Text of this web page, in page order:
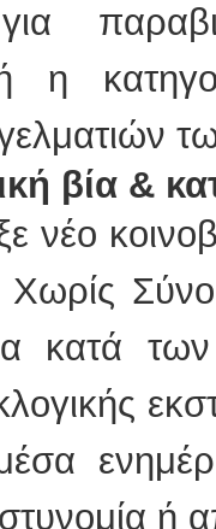
η
βία &
νέο
Χωρίς
κατά
ή